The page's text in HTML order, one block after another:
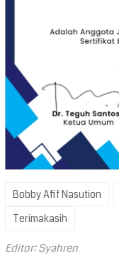
Bobby Afif Nasution
Terimakasih
Editor: Syahren